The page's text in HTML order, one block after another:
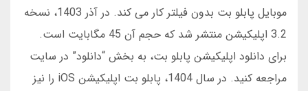
موبایل پابلو بت بدون فیلتر کار می کند. در آذر 1403، نسخه
3.2 اپلیکیشن منتشر شد که حجم آن 45 مگابایت است.
برای دانلود اپلیکیشن پابلو بت، به بخش “دانلود” در سایت
مراجعه کنید. در سال 1404، پابلو بت اپلیکیشن iOS را نیز